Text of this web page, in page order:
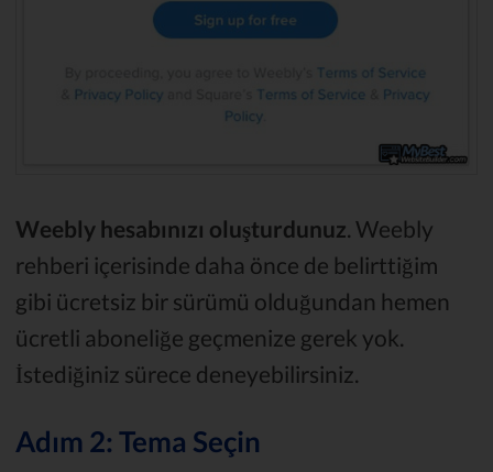
Weebly hesabınızı oluşturdunuz . Weebly
rehberi içerisinde daha önce de belirttiğim
gibi ücretsiz bir sürümü olduğundan hemen
ücretli aboneliğe geçmenize gerek yok.
İstediğiniz sürece deneyebilirsiniz.
Adım 2: Tema Seçin